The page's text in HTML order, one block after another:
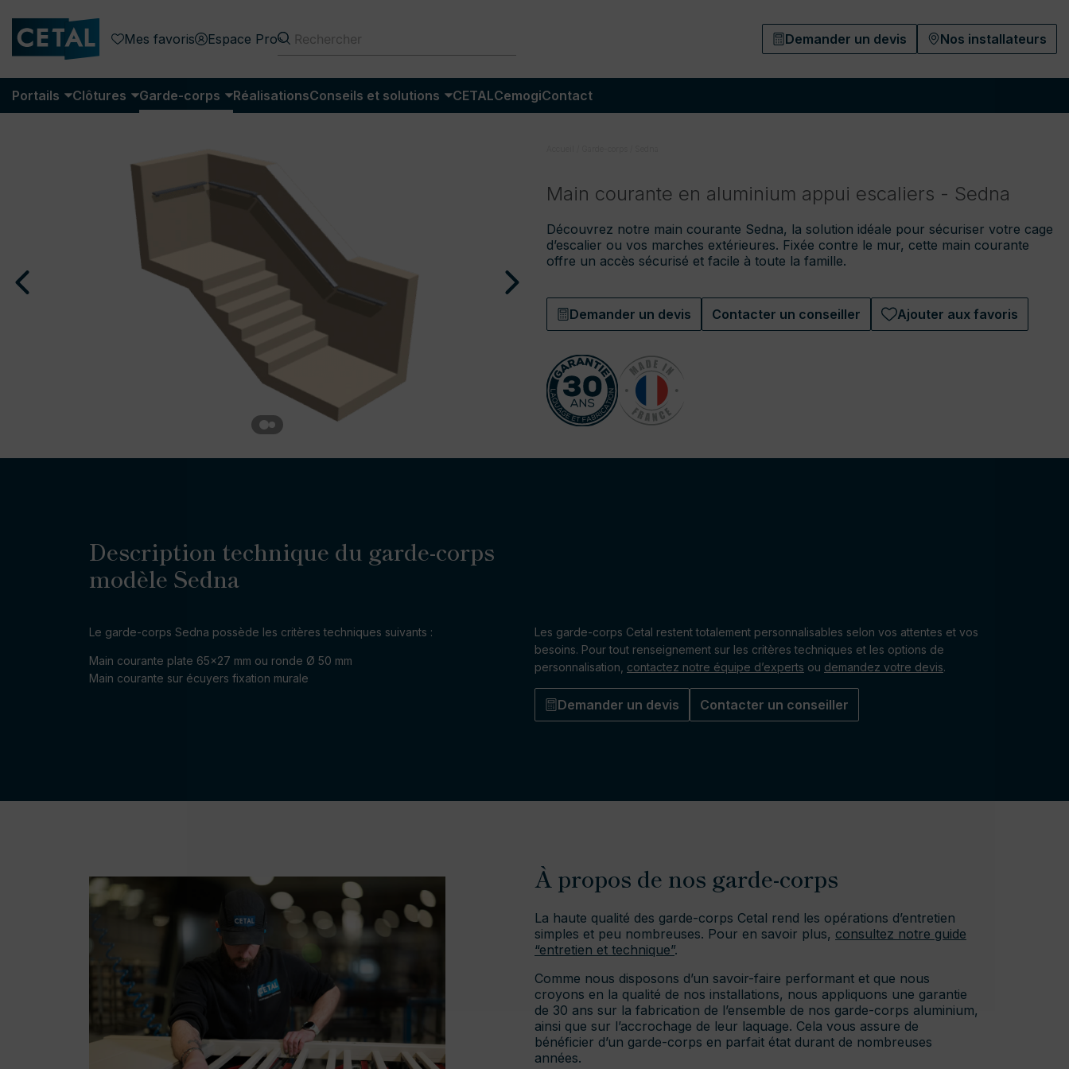
Mes favoris Espace Pro Demander un devis Nos installateurs
Portails Clôtures Garde-corps RéalisationsConseils et solutions CETALCemogiContact
Main courante en aluminium appui escaliers - Sedna
Découvrez notre main courante Sedna, la solution idéale pour sécuriser votre cage
d’escalier ou vos marches extérieures. Fixée contre le mur, cette main courante
offre un accès sécurisé et facile à toute la famille.
Demander un devis Contacter un conseiller Ajouter aux favoris
Description technique du garde-corps
modèle Sedna
Le garde-corps Sedna possède les critères techniques suivants :
Main courante plate 65×27 mm ou ronde Ø 50 mm
Main courante sur écuyers fixation murale
Les garde-corps Cetal restent totalement personnalisables selon vos attentes et vos
besoins. Pour tout renseignement sur les critères techniques et les options de
personnalisation, contactez notre équipe d’experts ou demandez votre devis.
Demander un devis Contacter un conseiller
À propos de nos garde-corps
La haute qualité des garde-corps Cetal rend les opérations d’entretien
simples et peu nombreuses. Pour en savoir plus, consultez notre guide
“entretien et technique”.
Comme nous disposons d’un savoir-faire performant et que nous
croyons en la qualité de nos installations, nous appliquons une garantie
de 30 ans sur la fabrication de l’ensemble de nos garde-corps aluminium,
ainsi que sur l’accrochage de leur laquage. Cela vous assure de
bénéficier d’un garde-corps en parfait état durant de nombreuses
années.